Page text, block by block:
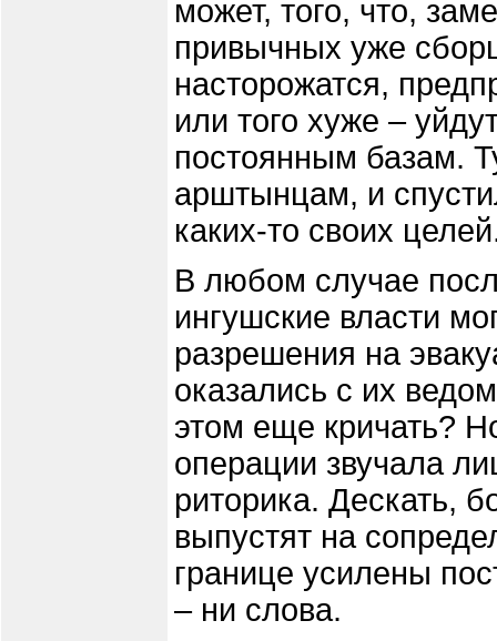
может, того, что,
привычных уже
насторожатся,
или того хуже –
постоянным базам.
арштынцам, и
каких-то своих
В любом случае
ингушские власти
разрешения на
оказались с их
этом еще кричать?
операции звучала
риторика. Дескать,
выпустят на
границе усилены
– ни слова.